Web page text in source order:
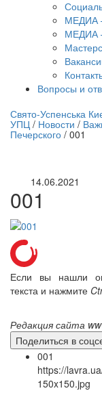
МЕДИА
МЕДИА
Вопросы и
трансляция | 12
Свято-Успенська
УПЦ / Новости /
Печерского / 001
14.06.2021
001
Если вы нашли
текста и нажмите
Редакция сайта
Поделиться в
001
https://
150x150.jpg